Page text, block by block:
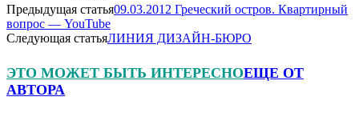
Предыдущая статья09.03.2012 Греческий остров. Квартирный
вопрос — YouTube
Следующая статьяЛИНИЯ ДИЗАЙН-БЮРО
ЭТО МОЖЕТ БЫТЬ ИНТЕРЕСНОЕЩЕ ОТ
АВТОРА